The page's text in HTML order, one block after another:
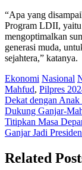
“Apa yang
Program LDII, yaitu
mengoptimalkan
generasi muda,
sejahtera,” katanya.
Ekonomi Nasional
Mahfud, Pilpres
Post
navigation
Dekat dengan
Dukung Ganjar-
Titipkan Masa
Ganjar Jadi
Related